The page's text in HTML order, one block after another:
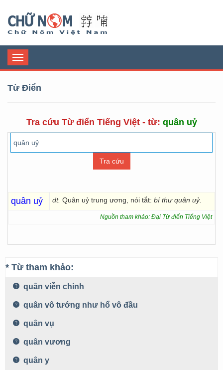
Toggle
navigation
Từ Điển
Tra cứu Từ điển Tiếng Việt - từ: quân uỷ
quân uỷ dt. Quân uỷ trung ương, nói tắt: bí thư quân uỷ.
Nguồn tham khảo: Đại Từ điển Tiếng Việt
* Từ tham khảo:
quân viễn chinh
quân vô tướng như hổ vô đầu
quân vụ
quân vương
quân y